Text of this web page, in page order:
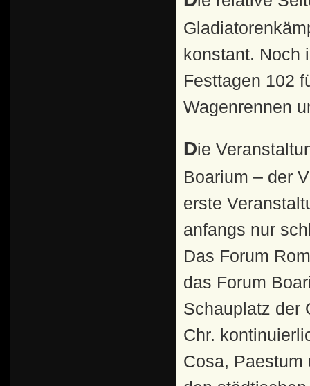
konstant. Noch
Festtagen 102
Wagenrennen
Die Veranstaltungsorte der Gladiatorenkämpfe:Das Forum
Boarium – der
erste
anfangs nur
Das Forum
das Forum
Schauplatz der
Chr.
Cosa, Paestum